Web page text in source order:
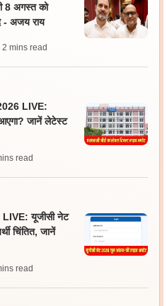
8 अगस्त को
- अजय राय
| 2 mins read
LIVE:
जानें लेटेस्ट
read
यूजीसी नेट
चिंतित, जानें
read